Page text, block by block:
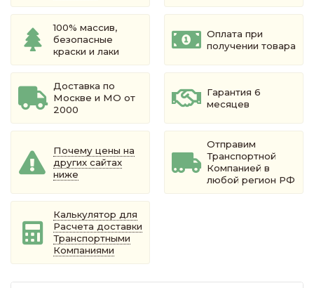
100% массив,
безопасные
краски и лаки
Оплата при
получении товара
Доставка по
Москве и МО от
2000
Гарантия 6
месяцев
Почему цены на
других сайтах
ниже
Отправим
Транспортной
Компанией в
любой регион РФ
Калькулятор для
Расчета доставки
Транспортными
Компаниями